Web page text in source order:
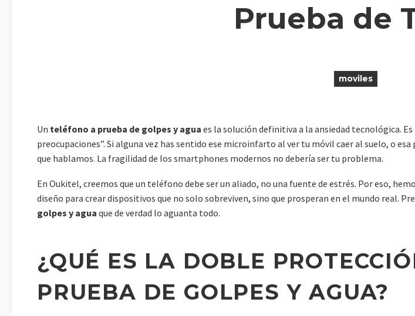
Prueba de
moviles
Un teléfono a prueba de golpes y agua es la solución definitiva a la ansiedad tecnológica.
preocupaciones”. Si alguna vez has sentido ese microinfarto al ver tu móvil caer al suelo, o
que hablamos. La fragilidad de los smartphones modernos no debería ser tu problema.
En Oukitel, creemos que un teléfono debe ser un aliado, no una fuente de estrés. Por eso,
diseño para crear dispositivos que no solo sobreviven, sino que prosperan en el mundo real.
golpes y agua que de verdad lo aguanta todo.
¿QUÉ ES LA DOBLE
PRUEBA DE GOLPES Y AGUA?